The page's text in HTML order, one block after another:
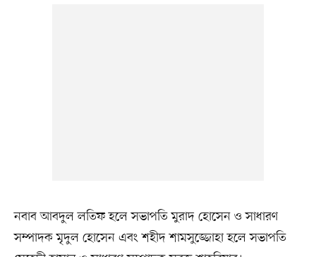
নবাব আবদুল লতিফ হলে সভাপতি মুরাদ হোসেন ও সাধারণ
সম্পাদক মৃদুল হোসেন এবং শহীদ শামসুজ্জোহা হলে সভাপতি